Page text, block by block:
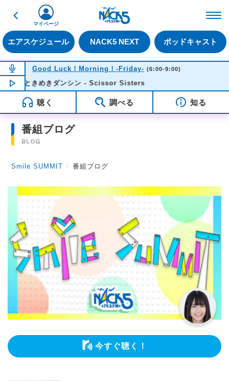
戻る
エアスケジュール NACK5 NEXT ポッドキャスト
マイページ
NOW ON AIR
Good Luck！Morning！-Friday- (6:00-9:00)
NOW PLAYING06:03
ときめきダンシン - Scissor Sisters
聴く 調べる 知る
番組ブログ
BLOG
Smile SUMMIT 〉番組ブログ
今すぐ聴く！